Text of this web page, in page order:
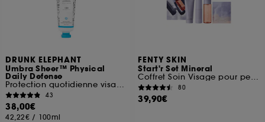
DRUNK ELEPHANT
Umbra Sheer™ Physical
Daily Defense
Protection quotidienne visage SPF 30
43
38,00€
42,22€ / 100ml
FENTY SKIN
Start'r Set Mineral
Coffret Soin Visage pour peau normale à grasse
80
39,90€